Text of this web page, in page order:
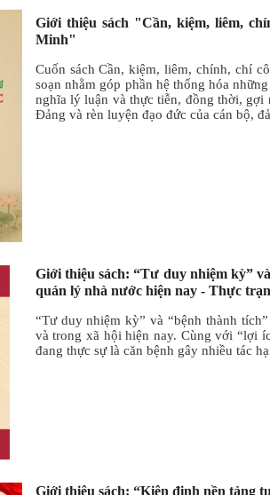
Giới thiệu sách "Cần, kiệm, liêm,
Minh"
Cuốn sách Cần, kiệm, liêm, chính, chí
soạn nhằm góp phần hệ thống hóa
nghĩa lý luận và thực tiễn, đồng thời,
Đảng và rèn luyện đạo đức của cán bộ,
Giới thiệu sách: “Tư duy nhiệm kỳ”
quản lý nhà nước hiện nay - Thực
“Tư duy nhiệm kỳ” và “bệnh thành
và trong xã hội hiện nay. Cùng với “lợi
đang thực sự là căn bệnh gây nhiều tác
Giới thiệu sách: “Kiên định nền tảng